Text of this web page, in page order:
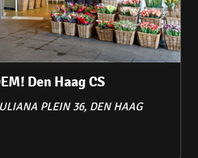
Den Haag CS
PLEIN 36, DEN HAAG